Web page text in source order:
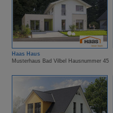
Haas Haus
Musterhaus Bad Vilbel Hausnummer 45